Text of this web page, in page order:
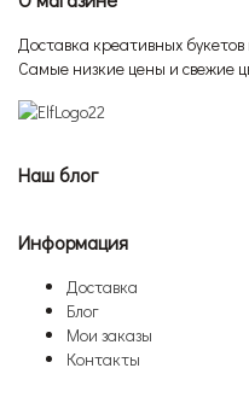
Доставка креативных
Самые низкие цены и свежие
Наш блог
Информация
Доставка
Блог
Мои заказы
Контакты